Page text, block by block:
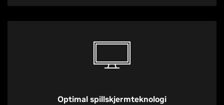
Optimal spillskjermteknologi